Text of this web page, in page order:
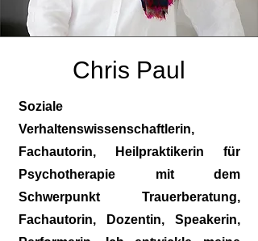
Chris Paul
Soziale
Verhaltenswissenschaftlerin,
Fachautorin, Heilpraktikerin für
Psychotherapie mit dem
Schwerpunkt Trauerberatung,
Fachautorin, Dozentin, Speakerin,